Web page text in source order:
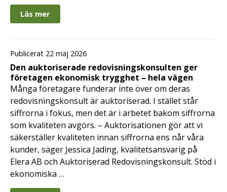
Läs mer
Publicerat 22 maj 2026
Den auktoriserade redovisningskonsulten ger
företagen ekonomisk trygghet – hela vägen
Många företagare funderar inte över om deras
redovisningskonsult är auktoriserad. I stället står
siffrorna i fokus, men det är i arbetet bakom siffrorna
som kvaliteten avgörs. – Auktorisationen gör att vi
säkerställer kvaliteten innan siffrorna ens når våra
kunder, säger Jessica Jading, kvalitetsansvarig på
Elera AB och Auktoriserad Redovisningskonsult. Stöd i
ekonomiska …